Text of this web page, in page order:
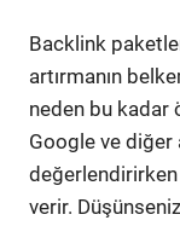
Backlink
artırmanın
neden bu kadar
Google ve diğer
değerlendirirken
verir.